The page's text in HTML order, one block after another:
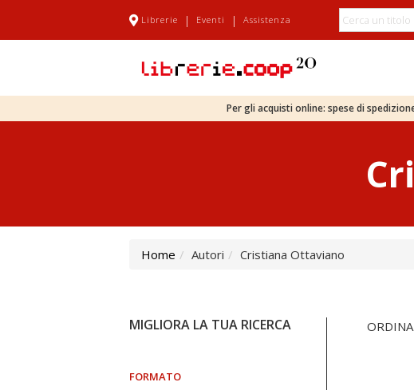
Librerie | Eventi | Assistenza
Per gli acquisti online: spese di
Home Autori Cristiana Ottaviano
MIGLIORA LA TUA RICERCA
FORMATO